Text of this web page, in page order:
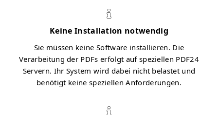
Keine Installation notwendig
Sie müssen keine Software installieren. Die
Verarbeitung der PDFs erfolgt auf speziellen PDF24
Servern. Ihr System wird dabei nicht belastet und
benötigt keine speziellen Anforderungen.